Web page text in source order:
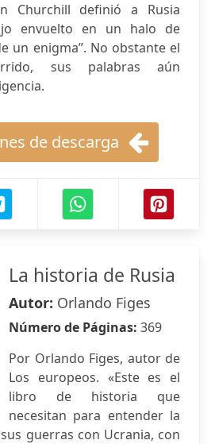
Churchill definió a Rusia
envuelto en un halo de
un enigma”. No obstante el
sus palabras aún
de descarga
La historia de Rusia
Autor: Orlando Figes
Número de Páginas: 369
Por Orlando Figes, autor de
Los europeos. «Este es el
libro de historia que
necesitan para entender la
guerras con Ucrania, con